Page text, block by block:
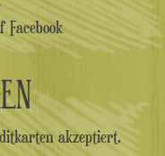
Facebook
akzeptiert.